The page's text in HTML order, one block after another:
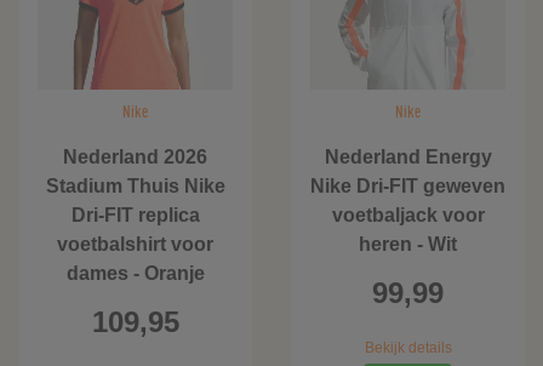
Nike
Nederland 2026
Stadium Thuis Nike
Dri-FIT replica
voetbalshirt voor
dames - Oranje
109,95
Nike
Nederland Energy
Nike Dri-FIT geweven
voetbaljack voor
heren - Wit
99,99
Bekijk details